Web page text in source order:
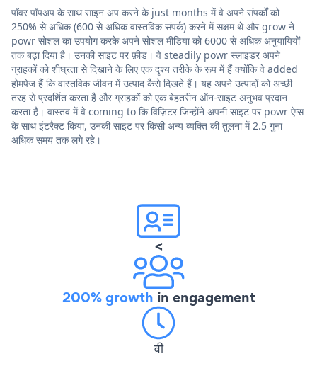
पॉवर पॉपअप के साथ साइन अप करने के just months में वे अपने संपर्कों को
250% से अधिक (600 से अधिक वास्तविक संपर्क) करने में सक्षम थे और grow ने
powr सोशल का उपयोग करके अपने सोशल मीडिया को 6000 से अधिक अनुयायियों
तक बढ़ा दिया है। उनकी साइट पर फ़ीड। वे steadily powr स्लाइडर अपने
ग्राहकों को शीघ्रता से दिखाने के लिए एक दृश्य तरीके के रूप में हैं क्योंकि वे added
होमपेज हैं कि वास्तविक जीवन में उत्पाद कैसे दिखते हैं। यह अपने उत्पादों को अच्छी
तरह से प्रदर्शित करता है और ग्राहकों को एक बेहतरीन ऑन-साइट अनुभव प्रदान
करता है। वास्तव में वे coming to कि विज़िटर जिन्होंने अपनी साइट पर powr ऐप्स
के साथ इंटरैक्ट किया, उनकी साइट पर किसी अन्य व्यक्ति की तुलना में 2.5 गुना
अधिक समय तक लगे रहे।
<
200% growth in engagement
वी